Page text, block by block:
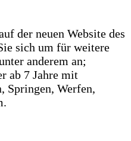
der neuen Website des
sich um für weitere
anderem an;
ab 7 Jahre mit
Springen, Werfen,